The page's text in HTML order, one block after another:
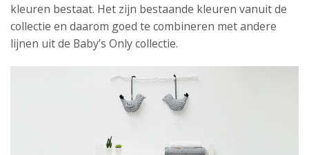
kleuren bestaat. Het zijn bestaande kleuren vanuit de
collectie en daarom goed te combineren met andere
lijnen uit de Baby’s Only collectie.